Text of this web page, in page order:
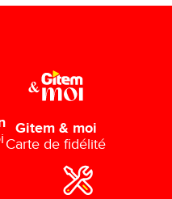
Gitem & moi
Carte de fidélité